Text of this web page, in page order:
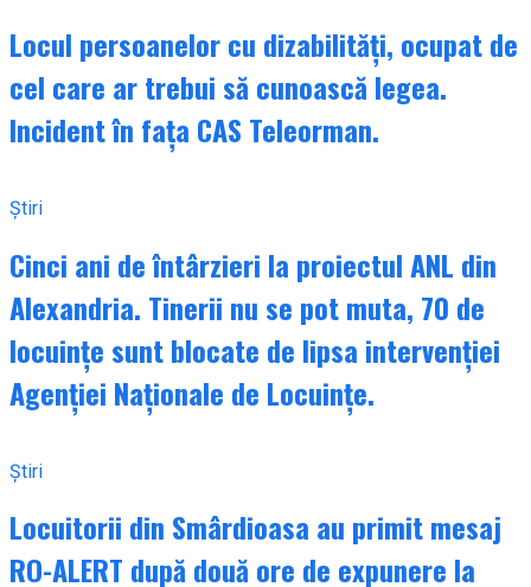
Locul persoanelor cu dizabilități, ocupat de
cel care ar trebui să cunoască legea.
Incident în fața CAS Teleorman.
Știri
Cinci ani de întârzieri la proiectul ANL din
Alexandria. Tinerii nu se pot muta, 70 de
locuințe sunt blocate de lipsa intervenției
Agenției Naționale de Locuințe.
Știri
Locuitorii din Smârdioasa au primit mesaj
RO-ALERT după două ore de expunere la